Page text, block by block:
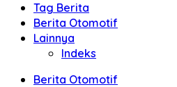
Tag Berita
Berita Otomotif
Lainnya
Indeks
Berita Otomotif